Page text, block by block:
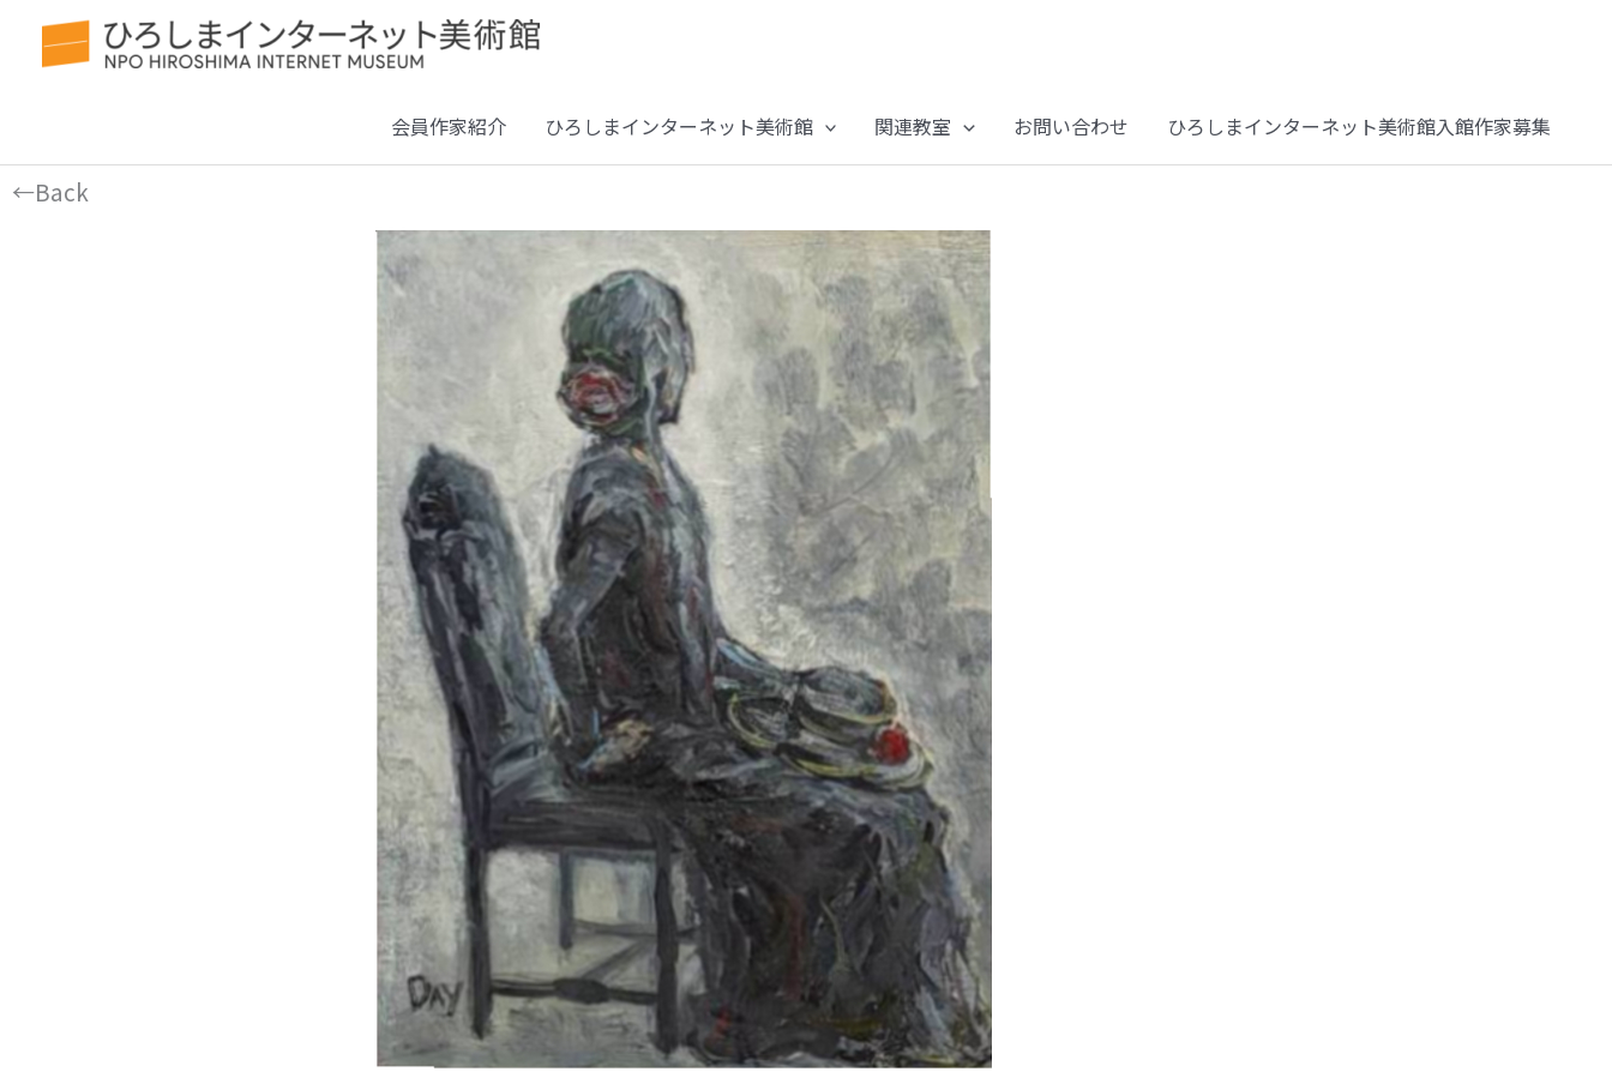
会員作家紹介 ひろしまインターネット美術館 関連教室 お問い合わせ ひろしまインターネット美術館入館作家募集
←Back